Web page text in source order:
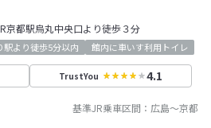
京都駅烏丸中央口より徒歩３分
駅より徒歩5分以内 館内に車いす利用トイレ
TrustYou 4.1
基準JR乗車区間： 広島～京都